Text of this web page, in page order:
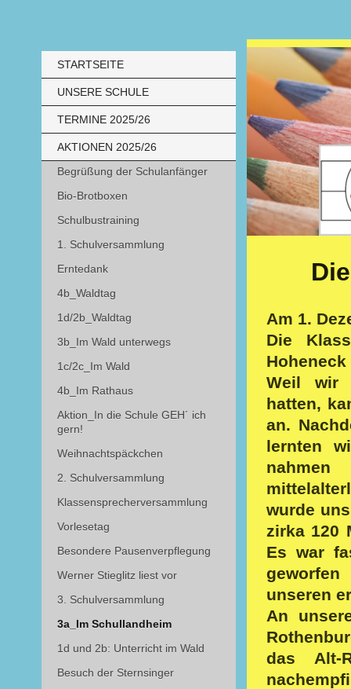
Am 1.
Die
Weil wir
hatten,
an.
lernten
wurde
zirka 120
Es war
unseren
An
das Alt-
STARTSEITE
UNSERE SCHULE
TERMINE 2025/26
AKTIONEN 2025/26
Begrüßung der Schulanfänger
Bio-Brotboxen
Schulbustraining
1. Schulversammlung
Erntedank
4b_Waldtag
1d/2b_Waldtag
3b_Im Wald unterwegs
1c/2c_Im Wald
4b_Im Rathaus
Aktion_In die Schule GEH´ ich
gern!
Weihnachtspäckchen
2. Schulversammlung
Klassensprecherversammlung
Vorlesetag
Besondere Pausenverpflegung
Werner Stieglitz liest vor
3. Schulversammlung
3a_Im Schullandheim
1d und 2b: Unterricht im Wald
Besuch der Sternsinger